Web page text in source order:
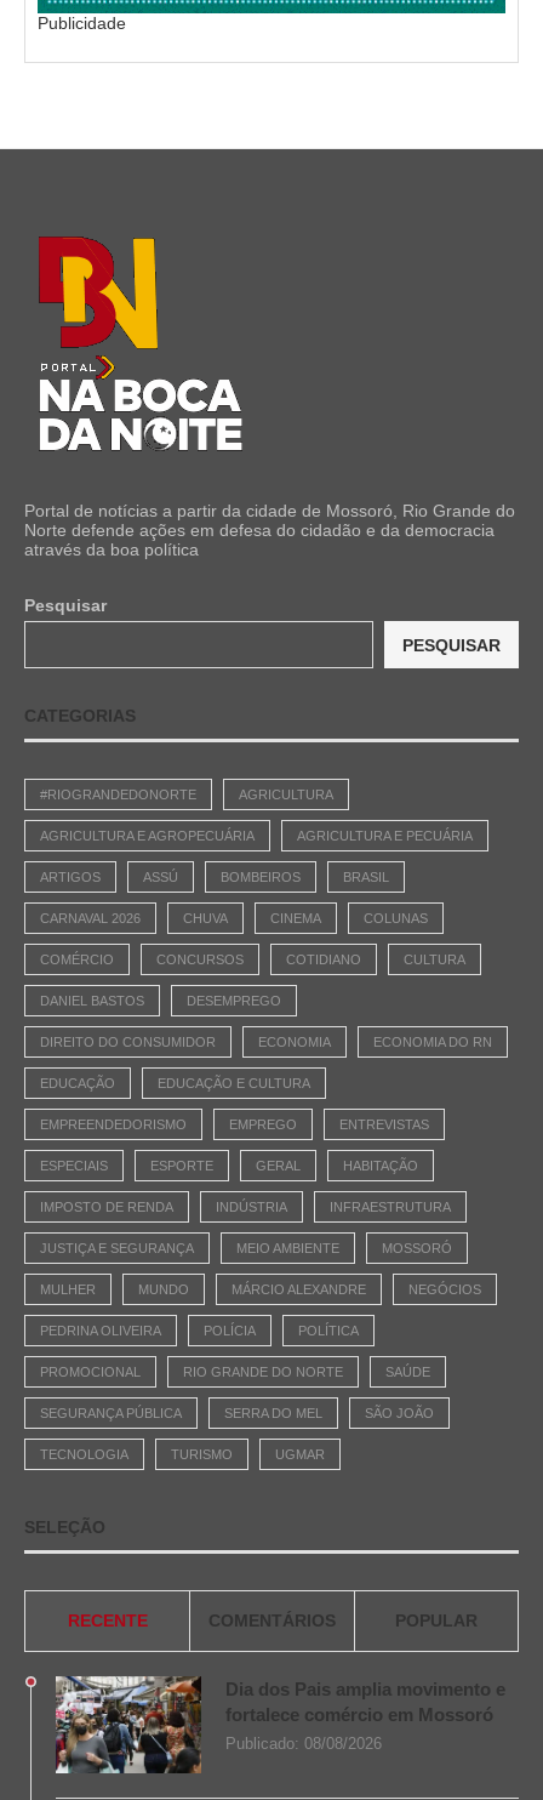
Publicidade
Portal de notícias a partir da cidade de Mossoró, Rio Grande do
Norte defende ações em defesa do cidadão e da democracia
através da boa política
Pesquisar
PESQUISAR
CATEGORIAS
#RIOGRANDEDONORTE AGRICULTURA
AGRICULTURA E AGROPECUÁRIA AGRICULTURA E PECUÁRIA
ARTIGOS ASSÚ BOMBEIROS BRASIL
CARNAVAL 2026 CHUVA CINEMA COLUNAS
COMÉRCIO CONCURSOS COTIDIANO CULTURA
DANIEL BASTOS DESEMPREGO
DIREITO DO CONSUMIDOR ECONOMIA ECONOMIA DO RN
EDUCAÇÃO EDUCAÇÃO E CULTURA
EMPREENDEDORISMO EMPREGO ENTREVISTAS
ESPECIAIS ESPORTE GERAL HABITAÇÃO
IMPOSTO DE RENDA INDÚSTRIA INFRAESTRUTURA
JUSTIÇA E SEGURANÇA MEIO AMBIENTE MOSSORÓ
MULHER MUNDO MÁRCIO ALEXANDRE NEGÓCIOS
PEDRINA OLIVEIRA POLÍCIA POLÍTICA
PROMOCIONAL RIO GRANDE DO NORTE SAÚDE
SEGURANÇA PÚBLICA SERRA DO MEL SÃO JOÃO
TECNOLOGIA TURISMO UGMAR
SELEÇÃO
RECENTE COMENTÁRIOS POPULAR
Dia dos Pais amplia movimento e
fortalece comércio em Mossoró
Publicado: 08/08/2026